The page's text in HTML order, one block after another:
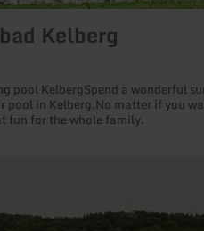
Kelberg
pool KelbergSpend a wonderful
pool in Kelberg.No matter if you
fun for the whole family.